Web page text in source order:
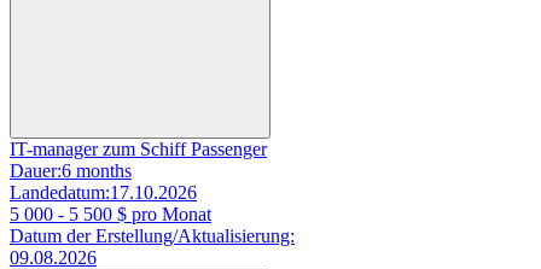
IT-manager zum Schiff Passenger
Dauer:6 months
Landedatum:17.10.2026
5 000 - 5 500 $ pro Monat
Datum der Erstellung/Aktualisierung:
09.08.2026